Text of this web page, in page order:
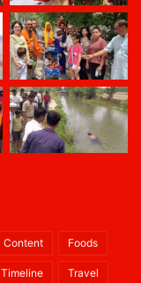
Content Foods
Timeline Travel